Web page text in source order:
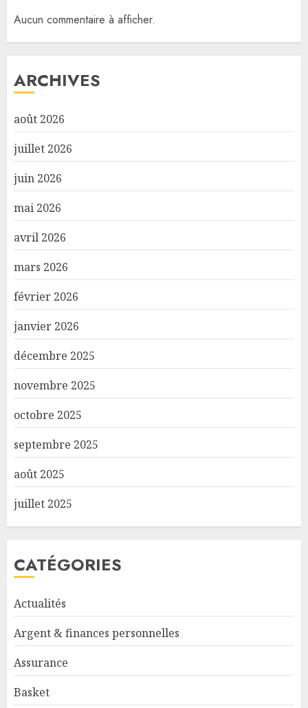
Aucun commentaire à afficher.
ARCHIVES
août 2026
juillet 2026
juin 2026
mai 2026
avril 2026
mars 2026
février 2026
janvier 2026
décembre 2025
novembre 2025
octobre 2025
septembre 2025
août 2025
juillet 2025
CATÉGORIES
Actualités
Argent & finances personnelles
Assurance
Basket